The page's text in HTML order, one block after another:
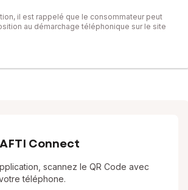
il est rappelé que le consommateur peut
au démarchage téléphonique sur le site
Connect
scannez le QR Code avec
téléphone.